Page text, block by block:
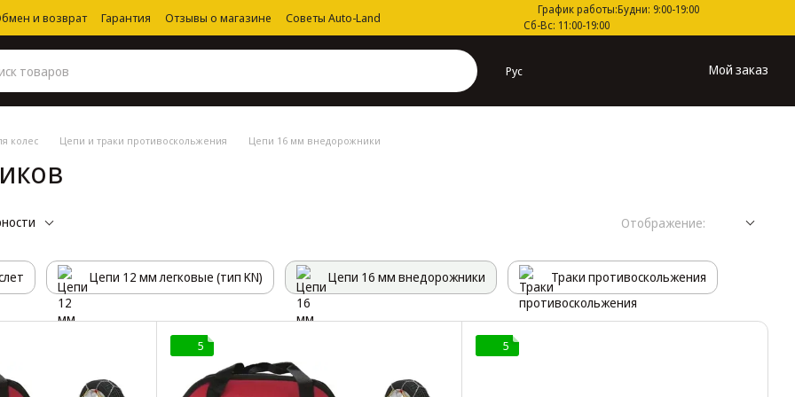
и возврат Гарантия Отзывы о магазине
Советы Auto-Land
График работы:Будни: 9:00-19:00
Сб-Вс: 11:00-19:00
Рус Мой заказ
колес Цепи и траки противоскольжения Цепи 16 мм внедорожники
Отображение:
Цепи 12 мм легковые (тип KN) Цепи 16 мм внедорожники Траки противоскольжения
5 5